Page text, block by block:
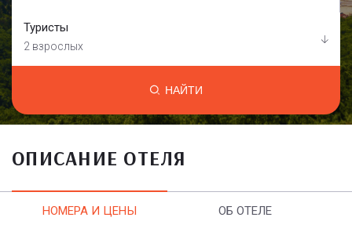
Туристы
2 взрослых
НАЙТИ
ОПИСАНИЕ ОТЕЛЯ
НОМЕРА И ЦЕНЫ ОБ ОТЕЛЕ